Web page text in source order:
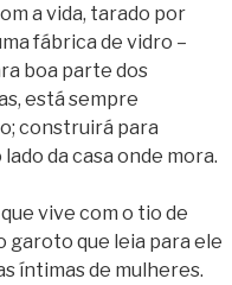
a vida, tarado por
fábrica de vidro –
boa parte dos
está sempre
construirá para
da casa onde mora.
vive com o tio de
garoto que leia para ele
íntimas de mulheres.